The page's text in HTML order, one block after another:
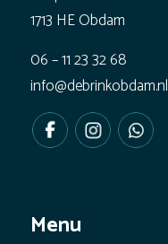
1713 HE Obdam
06 – 11 23 32 68
info@debrinkobdam.nl
Menu